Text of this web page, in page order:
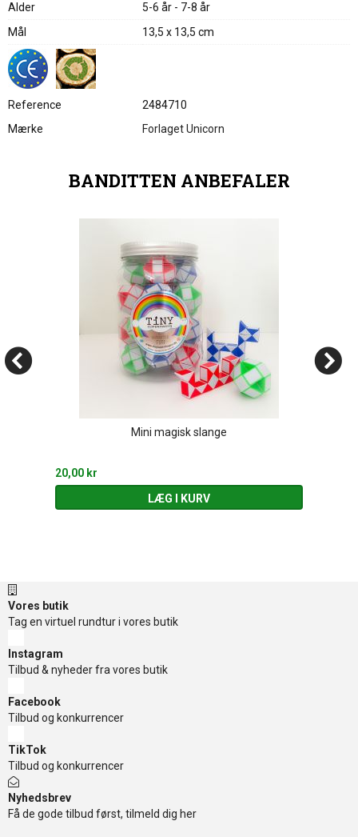
Alder
5-6 år - 7-8 år
Mål
13,5 x 13,5 cm
Reference
2484710
Mærke
Forlaget Unicorn
BANDITTEN ANBEFALER
Mini magisk slange
20,00 kr
LÆG I KURV
Vores butik
Tag en virtuel rundtur i vores butik
Instagram
Tilbud & nyheder fra vores butik
Facebook
Tilbud og konkurrencer
TikTok
Tilbud og konkurrencer
Nyhedsbrev
Få de gode tilbud først, tilmeld dig her